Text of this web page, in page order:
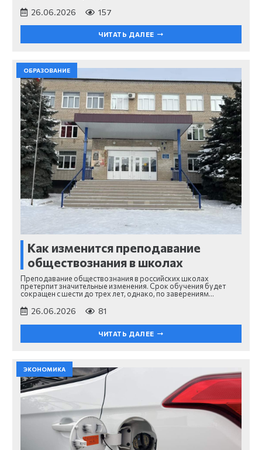
26.06.2026 157
ЧИТАТЬ ДАЛЕЕ
ОБРАЗОВАНИЕ
Как изменится преподавание
обществознания в школах
Преподавание обществознания в российских школах
претерпит значительные изменения. Срок обучения будет
сокращен с шести до трех лет, однако, по заверениям…
26.06.2026 81
ЧИТАТЬ ДАЛЕЕ
ЭКОНОМИКА